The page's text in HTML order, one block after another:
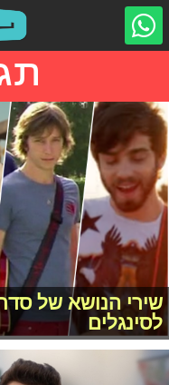
שירי הנושא של
לסינגלים